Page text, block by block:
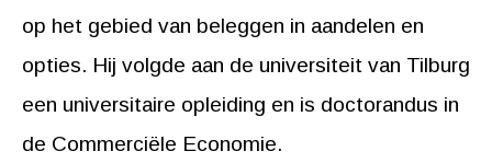
op het gebied van beleggen in aandelen en
opties. Hij volgde aan de universiteit van Tilburg
een universitaire opleiding en is doctorandus in
de Commerciële Economie.